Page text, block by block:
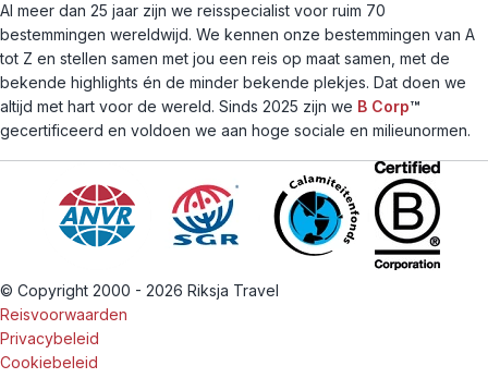
Al meer dan 25 jaar zijn we reisspecialist voor ruim 70
bestemmingen wereldwijd. We kennen onze bestemmingen van A
tot Z en stellen samen met jou een reis op maat samen, met de
bekende highlights én de minder bekende plekjes. Dat doen we
altijd met hart voor de wereld. Sinds 2025 zijn we B Corp™
gecertificeerd en voldoen we aan hoge sociale en milieunormen.
© Copyright 2000 - 2026 Riksja Travel
Reisvoorwaarden
Privacybeleid
Cookiebeleid